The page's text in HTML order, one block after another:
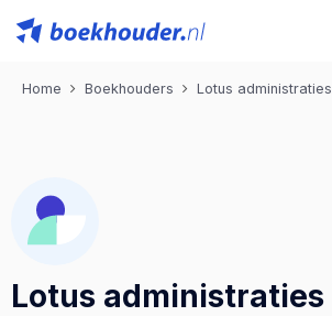
Home Boekhouders Lotus administraties
Lotus administraties